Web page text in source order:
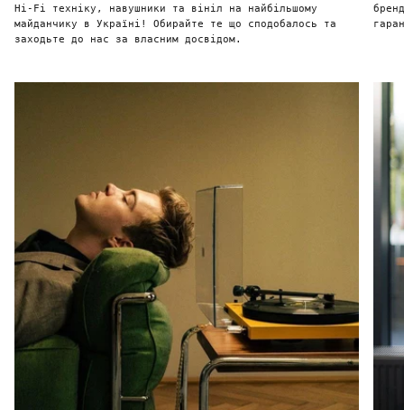
Hi-Fi техніку, навушники та вініл на найбільшому
майданчику в Україні! Обирайте те що сподобалось та
заходьте до нас за власним досвідом.